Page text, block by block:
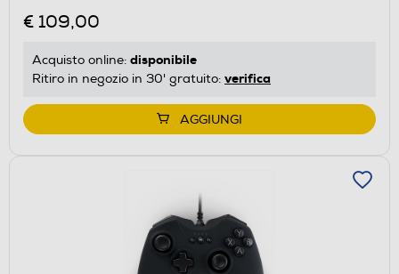
€ 109,00
Acquisto online: disponibile
Ritiro in negozio in 30' gratuito: verifica
AGGIUNGI